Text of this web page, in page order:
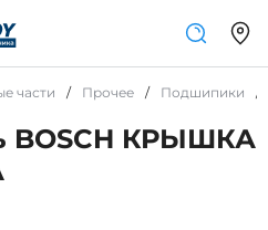
части / Прочее / Подшипики /
BOSCH КРЫШКА